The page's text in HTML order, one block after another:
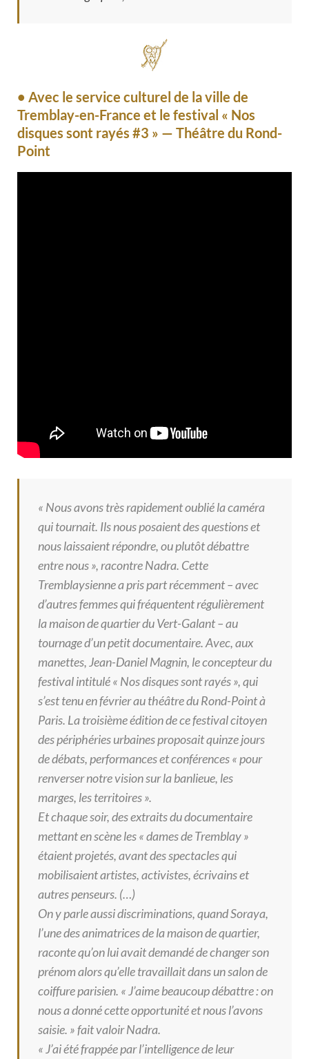
• Avec le service culturel de la ville de
Tremblay-en-France et le festival « Nos
disques sont rayés #3 » — Théâtre du Rond-
Point
« Nous avons très rapidement oublié la caméra
qui tournait. Ils nous posaient des questions et
nous laissaient répondre, ou plutôt débattre
entre nous », racontre Nadra. Cette
Tremblaysienne a pris part récemment – avec
d’autres femmes qui fréquentent régulièrement
la maison de quartier du Vert-Galant – au
tournage d’un petit documentaire. Avec, aux
manettes, Jean-Daniel Magnin, le concepteur du
festival intitulé « Nos disques sont rayés », qui
s’est tenu en février au théâtre du Rond-Point à
Paris. La troisième édition de ce festival citoyen
des périphéries urbaines proposait quinze jours
de débats, performances et conférences « pour
renverser notre vision sur la banlieue, les
marges, les territoires ».
Et chaque soir, des extraits du documentaire
mettant en scène les « dames de Tremblay »
étaient projetés, avant des spectacles qui
mobilisaient artistes, activistes, écrivains et
autres penseurs. (…)
On y parle aussi discriminations, quand Soraya,
l’une des animatrices de la maison de quartier,
raconte qu’on lui avait demandé de changer son
prénom alors qu’elle travaillait dans un salon de
coiffure parisien. « J’aime beaucoup débattre : on
nous a donné cette opportunité et nous l’avons
saisie. » fait valoir Nadra.
« J’ai été frappée par l’intelligence de leur